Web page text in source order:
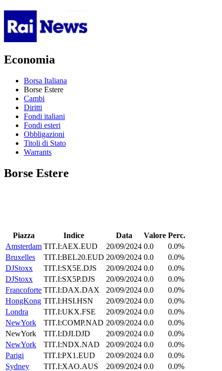
Economia
Borsa Italiana
Borse Estere
Cambi
Diritti
Fondi italiani
Fondi esteri
Obbligazioni
Titoli di Stato
Warrants
Borse Estere
Piazza Indice Data Valore Perc.
Amsterdam TIT.I:AEX.EUD 20/09/2024 0.0
0.0%
Bruxelles
TIT.I:BEL20.EUD 20/09/2024 0.0
0.0%
DJStoxx
TIT.I:SX5E.DJS 20/09/2024 0.0
0.0%
DJStoxx
TIT.I:SX5P.DJS 20/09/2024 0.0
0.0%
Francoforte TIT.I:DAX.DAX 20/09/2024 0.0
0.0%
HongKong TIT.I:HSI.HSN 20/09/2024 0.0
0.0%
Londra
TIT.I:UKX.FSE 20/09/2024 0.0
0.0%
NewYork
TIT.I:COMP.NAD 20/09/2024 0.0
0.0%
NewYork
TIT.I:DJI.DJD 20/09/2024 0.0
0.0%
NewYork
TIT.I:NDX.NAD 20/09/2024 0.0
0.0%
Parigi
TIT.I:PX1.EUD 20/09/2024 0.0
0.0%
Sydney
TIT.I:XAO.AUS 20/09/2024 0.0
0.0%